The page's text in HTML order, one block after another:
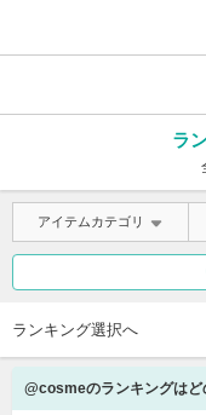
ラ
アイテムカテゴリ
ランキング選択へ
@cosmeのランキングはど